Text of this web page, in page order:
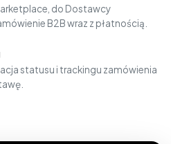
do Dostawcy
B2B wraz z płatnością.
statusu i trackingu zamówienia